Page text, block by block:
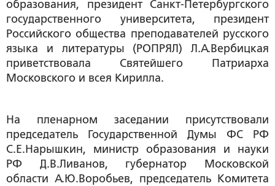
образования, президент Санкт-Петербургского
государственного университета, президент
Российского общества преподавателей русского
языка и литературы (РОПРЯЛ) Л.А.Вербицкая
приветствовала Святейшего Патриарха
Московского и всея Кирилла.
На пленарном заседании присутствовали
председатель Государственной Думы ФС РФ
С.Е.Нарышкин, министр образования и науки
РФ Д.В.Ливанов, губернатор Московской
области А.Ю.Воробьев, председатель Комитета